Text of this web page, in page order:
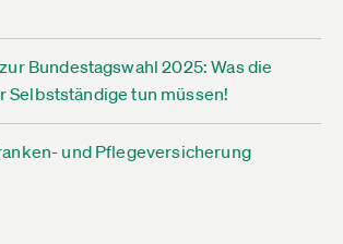
Bundestagswahl 2025: Was die
Selbstständige tun müssen!
und Pflegeversicherung